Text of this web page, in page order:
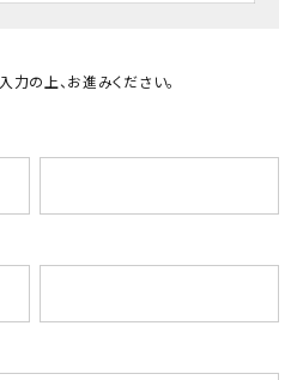
の上、お進みください。